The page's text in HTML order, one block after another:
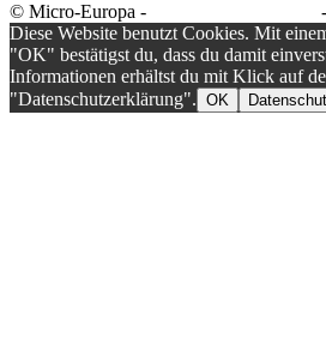
© Micro-Europa -
-
Diese Website benutzt Cookies. Mit
"OK" bestätigst du, dass du damit
Informationen erhältst du mit Klick auf
"Datenschutzerklärung". OK